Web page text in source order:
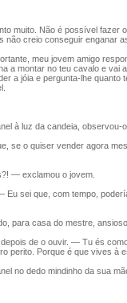
Não é possível fazer o
não creio conseguir enganar
meu jovem amigo
a montar no teu cavalo e
a jóia e pergunta-lhe
à luz da candeia, observou-
se o quiser vender agora
— exclamou o jovem.
sei que, com tempo,
para casa do mestre,
de o ouvir. — Tu és
perito. Porque é que vives à
no dedo mindinho da sua